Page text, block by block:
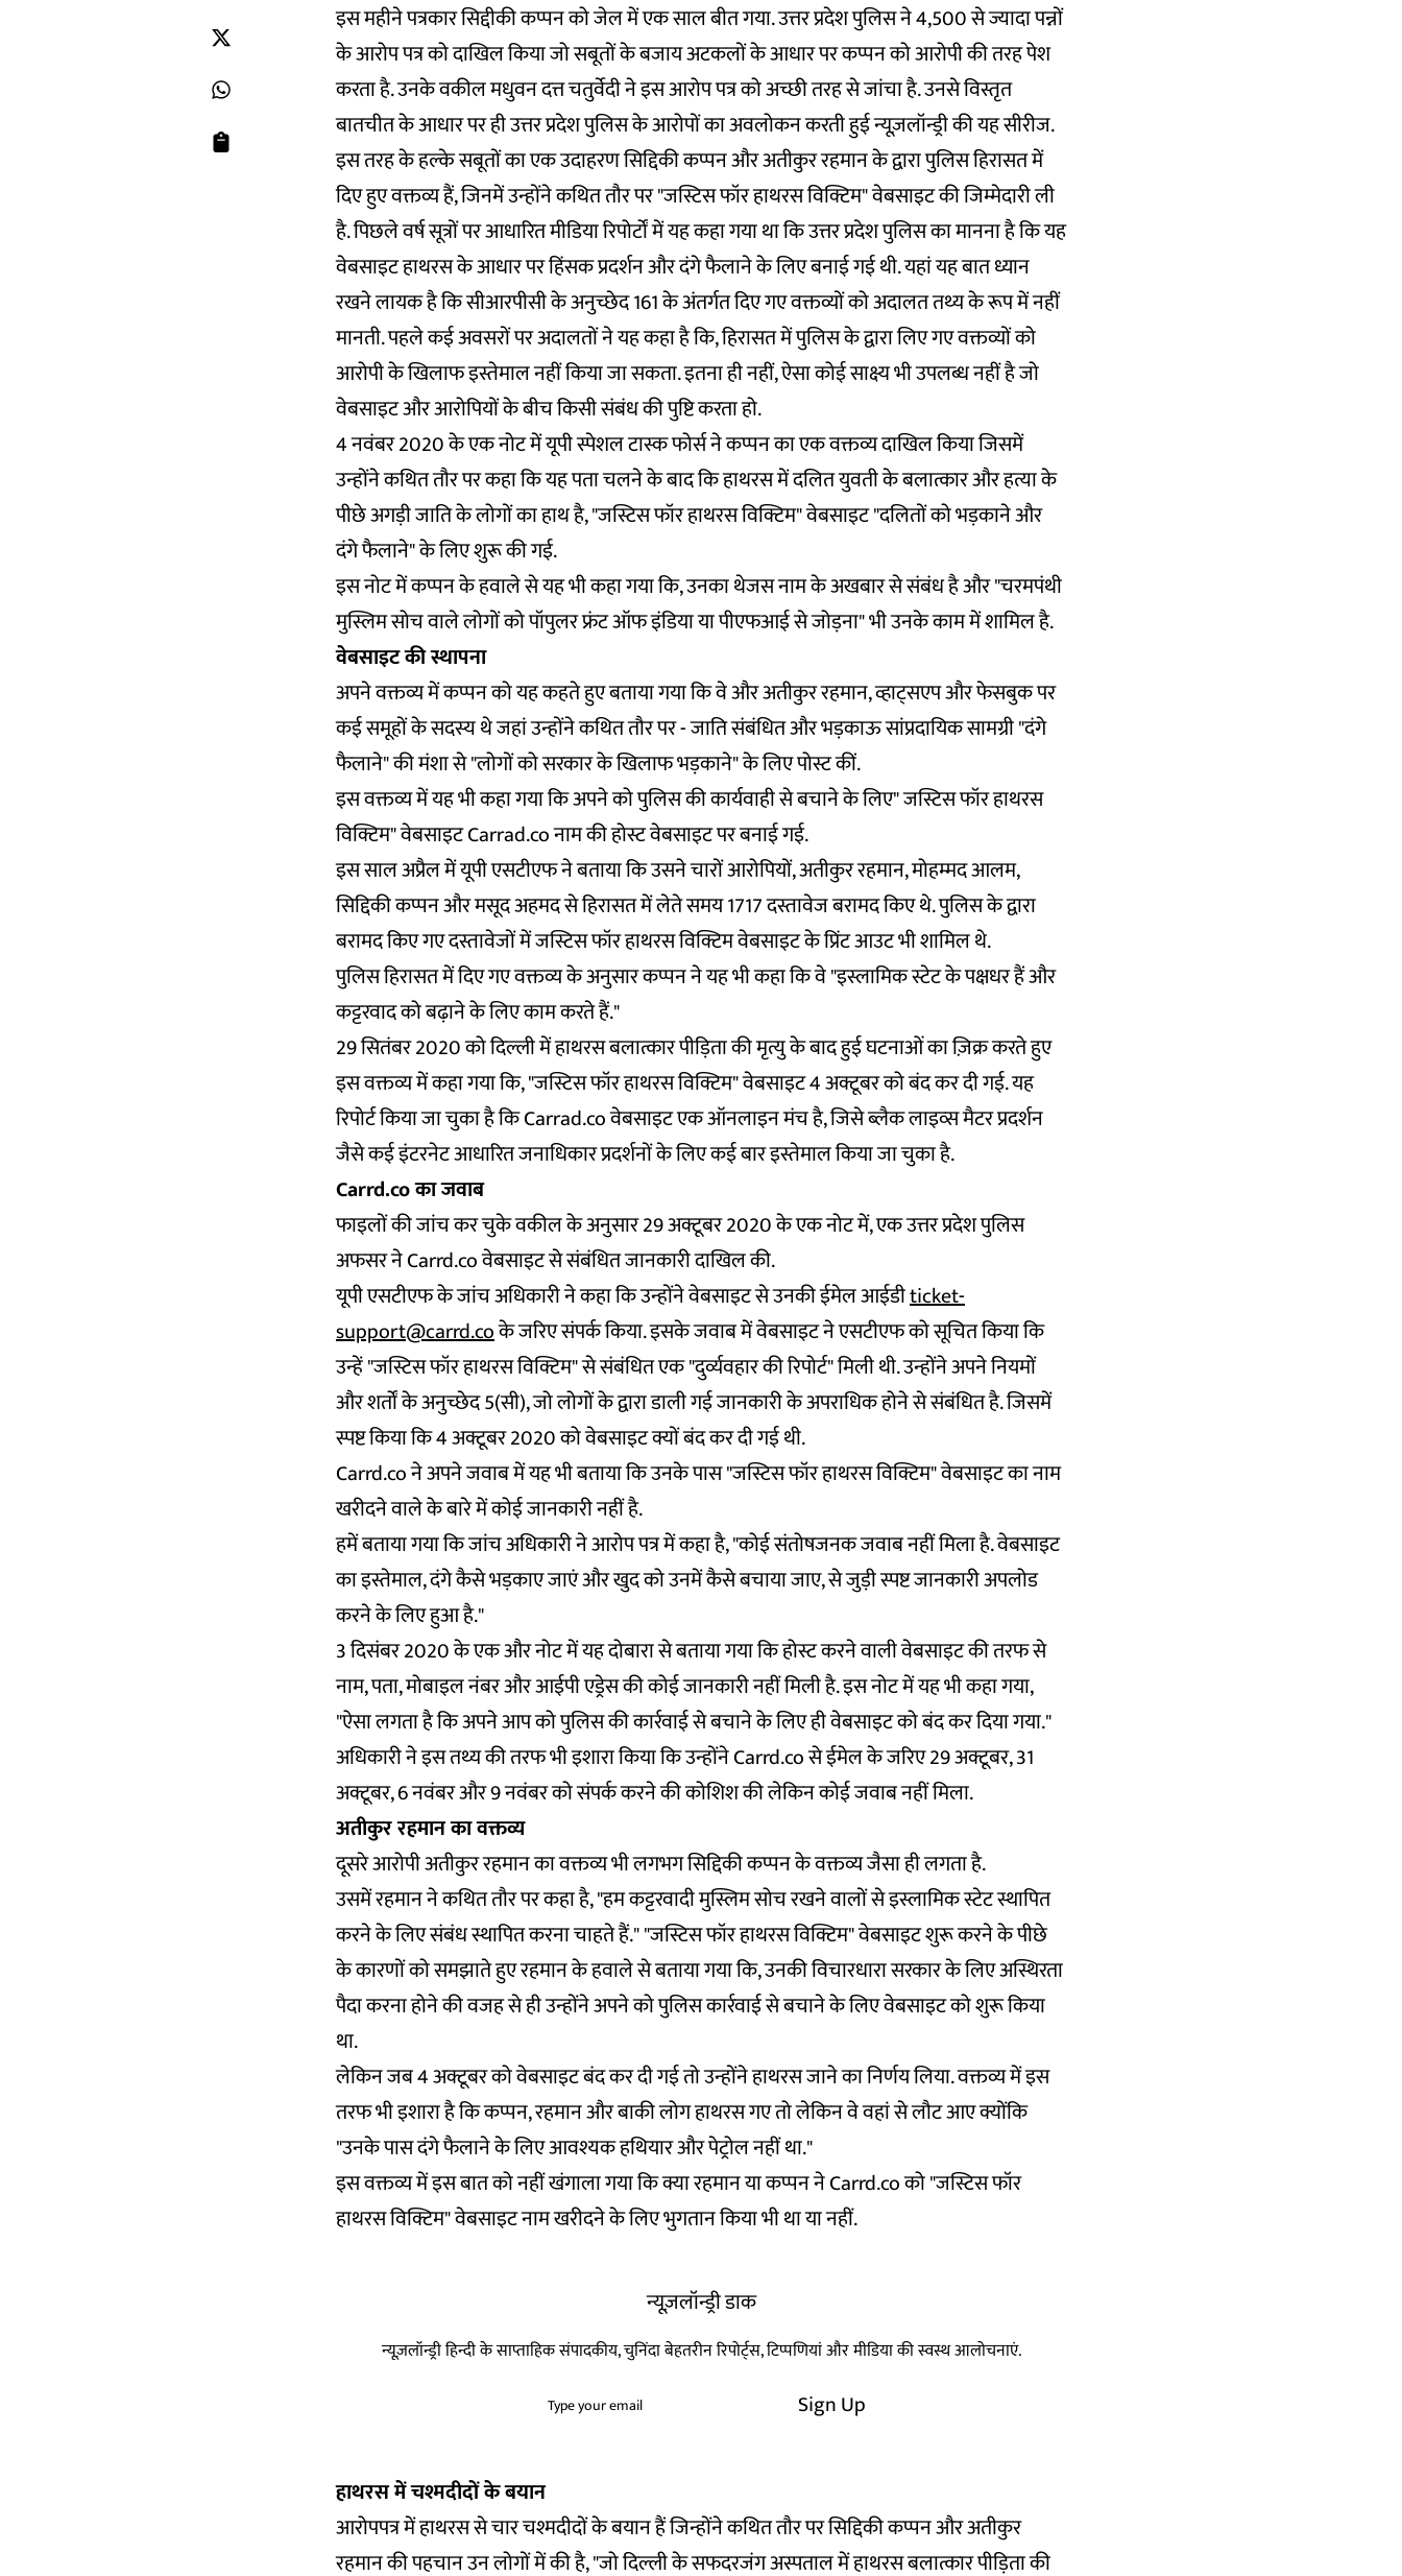
इस महीने पत्रकार सिद्दीकी कप्पन को जेल में एक साल बीत गया. उत्तर प्रदेश पुलिस ने 4,500 से ज्यादा पन्नों
के आरोप पत्र को दाखिल किया जो सबूतों के बजाय अटकलों के आधार पर कप्पन को आरोपी की तरह पेश
करता है. उनके वकील मधुवन दत्त चतुर्वेदी ने इस आरोप पत्र को अच्छी तरह से जांचा है. उनसे विस्तृत
बातचीत के आधार पर ही उत्तर प्रदेश पुलिस के आरोपों का अवलोकन करती हुई न्यूज़लॉन्ड्री की यह सीरीज.
इस तरह के हल्के सबूतों का एक उदाहरण सिद्दिकी कप्पन और अतीकुर रहमान के द्वारा पुलिस हिरासत में
दिए हुए वक्तव्य हैं, जिनमें उन्होंने कथित तौर पर "जस्टिस फॉर हाथरस विक्टिम" वेबसाइट की जिम्मेदारी ली
है. पिछले वर्ष सूत्रों पर आधारितमीडिया रिपोर्टोंमें यह कहा गया था कि उत्तर प्रदेश पुलिस का मानना है कि यह
वेबसाइट हाथरस के आधार पर हिंसक प्रदर्शन और दंगे फैलाने के लिए बनाई गई थी. यहां यह बात ध्यान
रखने लायक है कि सीआरपीसी के अनुच्छेद 161 के अंतर्गत दिए गए वक्तव्यों को अदालत तथ्य के रूप में नहीं
मानती. पहले कई अवसरों पर अदालतों ने यह कहा है कि, हिरासत में पुलिस के द्वारा लिए गए वक्तव्यों को
आरोपी के खिलाफ इस्तेमाल नहीं किया जा सकता. इतना ही नहीं, ऐसा कोई साक्ष्य भी उपलब्ध नहीं है जो
वेबसाइट और आरोपियों के बीच किसी संबंध की पुष्टि करता हो.
4 नवंबर 2020 के एक नोट में यूपी स्पेशल टास्क फोर्स ने कप्पन का एक वक्तव्य दाखिल किया जिसमें
उन्होंने कथित तौर पर कहा कि यह पता चलने के बाद कि हाथरस में दलित युवती के बलात्कार और हत्या के
पीछे अगड़ी जाति के लोगों का हाथ है, "जस्टिस फॉर हाथरस विक्टिम" वेबसाइट "दलितों को भड़काने और
दंगे फैलाने" के लिए शुरू की गई.
इस नोट में कप्पन के हवाले से यह भी कहा गया कि, उनका थेजस नाम के अखबार से संबंध है और "चरमपंथी
मुस्लिम सोच वाले लोगों को पॉपुलर फ्रंट ऑफ इंडिया या पीएफआई से जोड़ना" भी उनके काम में शामिल है.
वेबसाइट की स्थापना
अपने वक्तव्य में कप्पन को यह कहते हुए बताया गया कि वे और अतीकुर रहमान, व्हाट्सएप और फेसबुक पर
कई समूहों के सदस्य थे जहां उन्होंने कथित तौर पर - जाति संबंधित और भड़काऊ सांप्रदायिक सामग्री "दंगे
फैलाने" की मंशा से "लोगों को सरकार के खिलाफ भड़काने" के लिए पोस्ट कीं.
इस वक्तव्य में यह भी कहा गया कि अपने को पुलिस की कार्यवाही से बचाने के लिए" जस्टिस फॉर हाथरस
विक्टिम" वेबसाइट Carrad.co नाम की होस्ट वेबसाइट पर बनाई गई.
इस साल अप्रैल में यूपी एसटीएफ ने बताया कि उसने चारों आरोपियों, अतीकुर रहमान, मोहम्मद आलम,
सिद्दिकी कप्पन और मसूद अहमद से हिरासत में लेते समय 1717 दस्तावेज बरामद किए थे. पुलिस के द्वारा
बरामद किए गए दस्तावेजों में जस्टिस फॉर हाथरस विक्टिम वेबसाइट के प्रिंट आउट भी शामिल थे.
पुलिस हिरासत में दिए गए वक्तव्य के अनुसार कप्पन ने यह भी कहा कि वे "इस्लामिक स्टेट के पक्षधर हैं और
कट्टरवाद को बढ़ाने के लिए काम करते हैं."
29 सितंबर 2020 को दिल्ली में हाथरस बलात्कार पीड़िता की मृत्यु के बाद हुई घटनाओं का ज़िक्र करते हुए
इस वक्तव्य में कहा गया कि, "जस्टिस फॉर हाथरस विक्टिम" वेबसाइट 4 अक्टूबर को बंद कर दी गई. यह
रिपोर्ट किया जा चुका है कि Carrad.co वेबसाइट एक ऑनलाइन मंच है, जिसे ब्लैक लाइव्स मैटर प्रदर्शन
जैसे कई इंटरनेट आधारित जनाधिकार प्रदर्शनों के लिए कई बार इस्तेमाल किया जा चुका है.
Carrd.co का जवाब
फाइलों की जांच कर चुके वकील के अनुसार 29 अक्टूबर 2020 के एक नोट में, एक उत्तर प्रदेश पुलिस
अफसर ने Carrd.co वेबसाइट से संबंधित जानकारी दाखिल की.
यूपी एसटीएफ के जांच अधिकारी ने कहा कि उन्होंने वेबसाइट से उनकी ईमेल आईडीticket-
support@carrd.coके जरिए संपर्क किया. इसके जवाब में वेबसाइट ने एसटीएफ को सूचित किया कि
उन्हें "जस्टिस फॉर हाथरस विक्टिम" से संबंधित एक "दुर्व्यवहार की रिपोर्ट" मिली थी. उन्होंने अपने नियमों
और शर्तों के अनुच्छेद 5(सी), जो लोगों के द्वारा डाली गई जानकारी के अपराधिक होने से संबंधित है. जिसमें
स्पष्ट किया कि 4 अक्टूबर 2020 को वेबसाइट क्यों बंद कर दी गई थी.
Carrd.co ने अपने जवाब में यह भी बताया कि उनके पास "जस्टिस फॉर हाथरस विक्टिम" वेबसाइट का नाम
खरीदने वाले के बारे में कोई जानकारी नहीं है.
हमें बताया गया कि जांच अधिकारी ने आरोप पत्र में कहा है, "कोई संतोषजनक जवाब नहीं मिला है. वेबसाइट
का इस्तेमाल, दंगे कैसे भड़काए जाएं और खुद को उनमें कैसे बचाया जाए, से जुड़ी स्पष्ट जानकारी अपलोड
करने के लिए हुआ है."
3 दिसंबर 2020 के एक और नोट में यह दोबारा से बताया गया कि होस्ट करने वाली वेबसाइट की तरफ से
नाम, पता, मोबाइल नंबर और आईपी एड्रेस की कोई जानकारी नहीं मिली है. इस नोट में यह भी कहा गया,
"ऐसा लगता है कि अपने आप को पुलिस की कार्रवाई से बचाने के लिए ही वेबसाइट को बंद कर दिया गया."
अधिकारी ने इस तथ्य की तरफ भी इशारा किया कि उन्होंने Carrd.co से ईमेल के जरिए 29 अक्टूबर, 31
अक्टूबर, 6 नवंबर और 9 नवंबर को संपर्क करने की कोशिश की लेकिन कोई जवाब नहीं मिला.
अतीकुर रहमान का वक्तव्य
दूसरे आरोपी अतीकुर रहमान का वक्तव्य भी लगभग सिद्दिकी कप्पन के वक्तव्य जैसा ही लगता है.
उसमें रहमान ने कथित तौर पर कहा है, "हम कट्टरवादी मुस्लिम सोच रखने वालों से इस्लामिक स्टेट स्थापित
करने के लिए संबंध स्थापित करना चाहते हैं." "जस्टिस फॉर हाथरस विक्टिम" वेबसाइट शुरू करने के पीछे
के कारणों को समझाते हुए रहमान के हवाले से बताया गया कि, उनकी विचारधारा सरकार के लिए अस्थिरता
पैदा करना होने की वजह से ही उन्होंने अपने को पुलिस कार्रवाई से बचाने के लिए वेबसाइट को शुरू किया
था.
लेकिन जब 4 अक्टूबर को वेबसाइट बंद कर दी गई तो उन्होंने हाथरस जाने का निर्णय लिया. वक्तव्य में इस
तरफ भी इशारा है कि कप्पन, रहमान और बाकी लोग हाथरस गए तो लेकिन वे वहां से लौट आए क्योंकि
"उनके पास दंगे फैलाने के लिए आवश्यक हथियार और पेट्रोल नहीं था."
इस वक्तव्य में इस बात को नहीं खंगाला गया कि क्या रहमान या कप्पन ने Carrd.co को "जस्टिस फॉर
हाथरस विक्टिम" वेबसाइट नाम खरीदने के लिए भुगतान किया भी था या नहीं.
न्यूज़लॉन्ड्री डाक
न्यूज़लॉन्ड्री हिन्दी के साप्ताहिक संपादकीय, चुनिंदा बेहतरीन रिपोर्ट्स, टिप्पणियां और मीडिया की स्वस्थ आलोचनाएं.
Sign Up
हाथरस में चश्मदीदों के बयान
आरोपपत्र में हाथरस से चार चश्मदीदों के बयान हैं जिन्होंने कथित तौर पर सिद्दिकी कप्पन और अतीकुर
रहमान की पहचान उन लोगों में की है, "जो दिल्ली के सफदरजंग अस्पताल में हाथरस बलात्कार पीड़िता की